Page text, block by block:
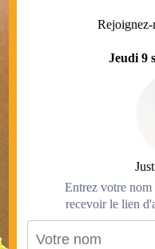
Rejoignez-
Jeudi 9
Entrez votre nom
recevoir le lien